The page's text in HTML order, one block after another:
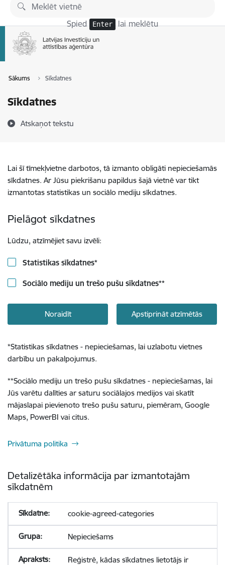
Pāriet uz lapas saturu
Spied Enter lai meklētu
Sākums Sīkdatnes
Sīkdatnes
Atskaņot tekstu
Lai šī tīmekļvietne darbotos, tā izmanto obligāti nepieciešamās
sīkdatnes. Ar Jūsu piekrišanu papildus šajā vietnē var tikt
izmantotas statistikas un sociālo mediju sīkdatnes.
Pielāgot sīkdatnes
Lūdzu, atzīmējiet savu izvēli:
Statistikas sīkdatnes*
Sociālo mediju un trešo pušu sīkdatnes**
Noraidīt Apstiprināt atzīmētās
*Statistikas sīkdatnes - nepieciešamas, lai uzlabotu vietnes
darbību un pakalpojumus.
**Sociālo mediju un trešo pušu sīkdatnes - nepieciešamas, lai
Jūs varētu dalīties ar saturu sociālajos medijos vai skatīt
mājaslapai pievienoto trešo pušu saturu, piemēram, Google
Maps, PowerBI vai citus.
Privātuma politika
Detalizētāka informācija par izmantotajām
sīkdatnēm
cookie-agreed-categories
Nepieciešams
Reģistrē, kādas sīkdatnes lietotājs ir